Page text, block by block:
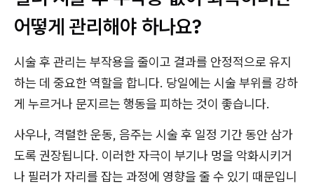
어떻게 관리해야 하나요?
시술 후 관리는 부작용을 줄이고 결과를 안정적으로 유지
하는 데 중요한 역할을 합니다. 당일에는 시술 부위를 강하
게 누르거나 문지르는 행동을 피하는 것이 좋습니다.
사우나, 격렬한 운동, 음주는 시술 후 일정 기간 동안 삼가
도록 권장됩니다. 이러한 자극이 부기나 멍을 악화시키거
나 필러가 자리를 잡는 과정에 영향을 줄 수 있기 때문입니